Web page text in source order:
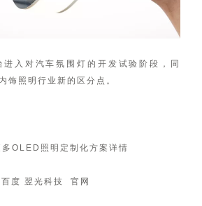
进入对汽车氛围灯的开发试验阶段，同
饰照明行业新的区分点。
多OLED照明定制化方案详情
百度 翌光科技 官网